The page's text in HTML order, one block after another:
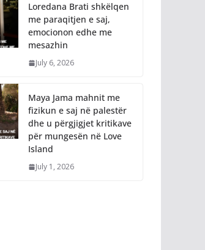
Loredana Brati shkëlqen
me paraqitjen e saj,
emocionon edhe me
mesazhin
July 6, 2026
Maya Jama mahnit me
fizikun e saj në palestër
dhe u përgjigjet kritikave
për mungesën në Love
Island
July 1, 2026